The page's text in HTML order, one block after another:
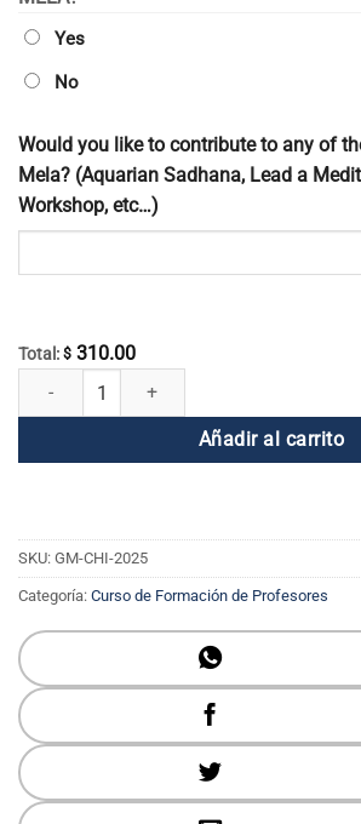
Yes
No
Would you like to contribute to any of
Mela? (Aquarian Sadhana, Lead a
Workshop, etc…)
Total: $ 310.00
Inscripción en la Mela Global China cantidad
Añadir al carrito
SKU: GM-CHI-2025
Categoría: Curso de Formación de Profesores